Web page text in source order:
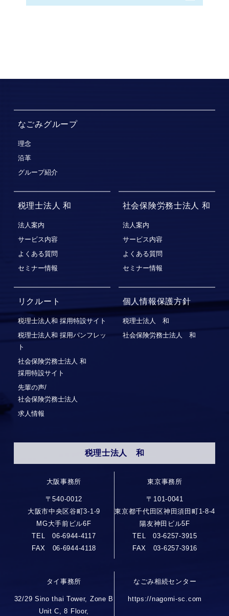
なごみグループ
理念
沿革
グループ紹介
税理士法人 和
法人案内
サービス内容
よくある質問
セミナー情報
社会保険労務士法人 和
法人案内
サービス内容
よくある質問
セミナー情報
リクルート
税理士法人和 採用特設サイト
税理士法人和 採用パンフレッ
ト
社会保険労務⼠法⼈ 和
採⽤特設サイト
先輩の声/
社会保険労務士法人
求人情報
個人情報保護方針
税理士法人 和
社会保険労務士法人 和
税理士法人 和
大阪事務所
〒540-0012
大阪市中央区谷町3-1-9
MG大手前ビル6F
TEL 06-6944-4117
FAX 06-6944-4118
東京事務所
〒101-0041
東京都千代田区神田須田町1-8-4
陽友神田ビル5F
TEL 03-6257-3915
FAX 03-6257-3916
タイ事務所
32/29 Sino thai Tower, Zone B
Unit C, 8 Floor,
なごみ相続センター
https://nagomi-sc.com